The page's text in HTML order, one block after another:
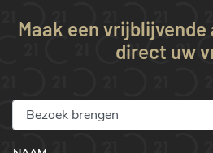
Maak een
direct uw